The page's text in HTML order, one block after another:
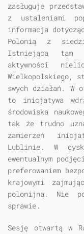
zasługuje
z ustaleniami
informacja
Polonią z
Istniejąca tam
aktywności
Wielkopolskiego,
swych działań. W
to inicjatywa
środowiska
tak że trudno
zamierzeń
Lublinie. W
ewentualnym
preferowaniem
krajowymi
polonijną. Nie
sprawie.
Sesję otwartą w